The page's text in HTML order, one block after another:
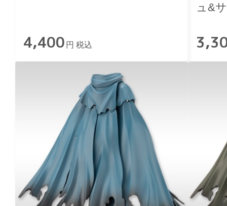
4,400 円 税込
ュ&